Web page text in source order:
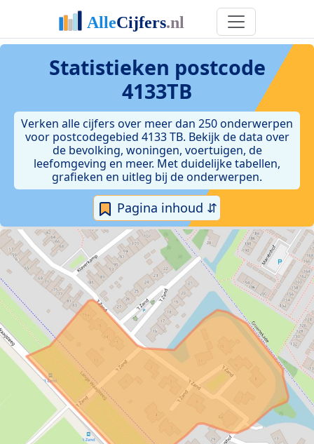
Statistieken postcode
4133TB
Verken alle cijfers over meer dan 250 onderwerpen
voor postcodegebied 4133 TB. Bekijk de data over
de bevolking, woningen, voertuigen, de
leefomgeving en meer. Met duidelijke tabellen,
grafieken en uitleg bij de onderwerpen.
Pagina inhoud ⇵